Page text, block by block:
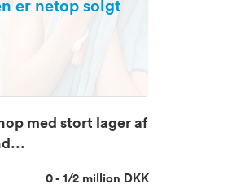
er netop solgt
med stort lager af
0 - 1/2 million DKK